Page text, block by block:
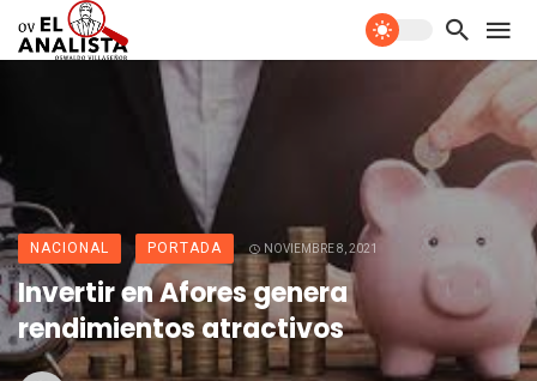
NACIONAL PORTADA NOVIEMBRE 8, 2021
Invertir en Afores genera
rendimientos atractivos